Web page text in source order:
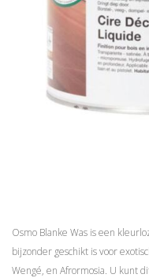
Osmo Blanke Was is een
bijzonder geschikt is voor
Wengé, en Afrormosia. U kunt